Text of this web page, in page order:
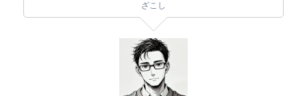
ざこし